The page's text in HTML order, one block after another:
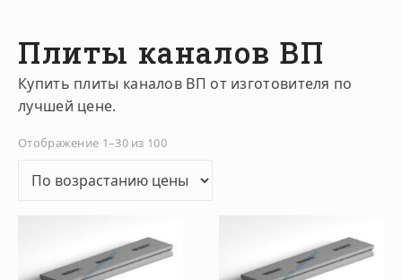
Плиты каналов ВП
Купить плиты каналов ВП от изготовителя по
лучшей цене.
Отображение 1–30 из 100Цены: по возрастанию